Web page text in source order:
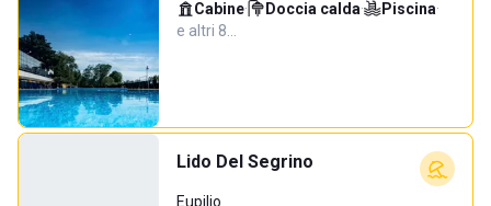
Cabine· Doccia calda· Piscina·
e altri 8…
Lido Del Segrino
Eupilio